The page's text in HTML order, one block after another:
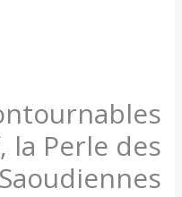
la Perle des